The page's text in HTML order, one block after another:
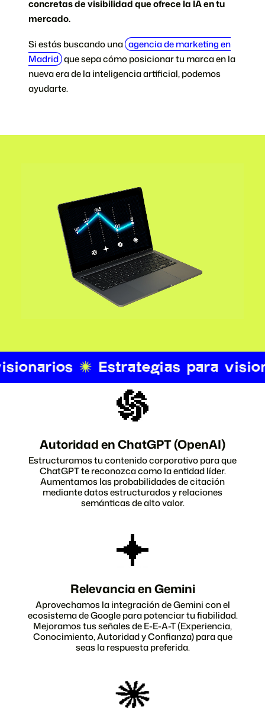
concretas de visibilidad que ofrece la IA en tu
mercado.
Si estás buscando una agencia de marketing en
Madrid que sepa cómo posicionar tu marca en la
nueva era de la inteligencia artificial, podemos
ayudarte.
Autoridad en ChatGPT (OpenAI)
Estructuramos tu contenido corporativo para que
ChatGPT te reconozca como la entidad líder.
Aumentamos las probabilidades de citación
mediante datos estructurados y relaciones
semánticas de alto valor.
Relevancia en Gemini
Aprovechamos la integración de Gemini con el
ecosistema de Google para potenciar tu fiabilidad.
Mejoramos tus señales de E-E-A-T (Experiencia,
Conocimiento, Autoridad y Confianza) para que
seas la respuesta preferida.